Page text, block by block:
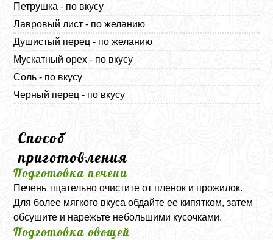
Петрушка - по вкусу
Лавровый лист - по желанию
Душистый перец - по желанию
Мускатный орех - по вкусу
Соль - по вкусу
Черный перец - по вкусу
Способ
приготовления
Подготовка печени
Печень тщательно очистите от пленок и прожилок.
Для более мягкого вкуса обдайте ее кипятком, затем
обсушите и нарежьте небольшими кусочками.
Подготовка овощей